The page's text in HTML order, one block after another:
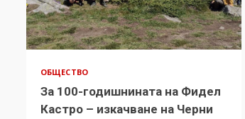
ОБЩЕСТВО
За 100-годишнината на Фидел
Кастро – изкачване на Черни